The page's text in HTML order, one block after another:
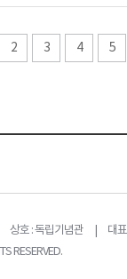
2 3 4 5
상호 : 독립기념관 | 대표
RESERVED.